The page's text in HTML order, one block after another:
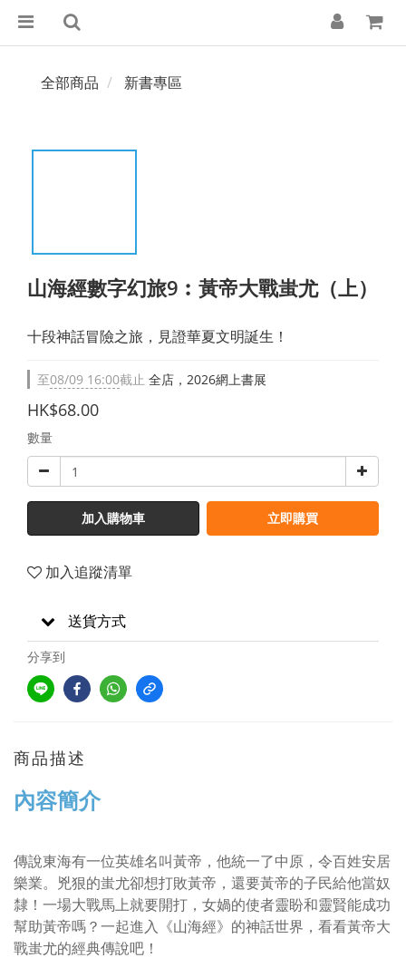
全部商品 新書專區
山海經數字幻旅9︰黃帝大戰蚩尤（上）
十段神話冒險之旅，見證華夏文明誕生！
至08/09 16:00截止 全店，2026網上書展
HK$68.00
數量
加入購物車 立即購買
加入追蹤清單
送貨方式
分享到
商品描述
內容簡介
傳說東海有一位英雄名叫黃帝，他統一了中原，令百姓安居
樂業。兇狠的蚩尤卻想打敗黃帝，還要黃帝的子民給他當奴
隸！一場大戰馬上就要開打，女媧的使者靈盼和靈賢能成功
幫助黃帝嗎？一起進入《山海經》的神話世界，看看黃帝大
戰蚩尤的經典傳說吧！